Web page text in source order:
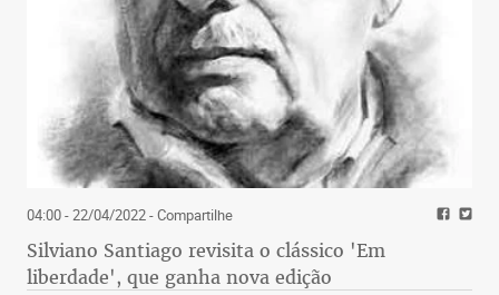
04:00 - 22/04/2022- Compartilhe
Silviano Santiago revisita o clássico 'Em
liberdade', que ganha nova edição